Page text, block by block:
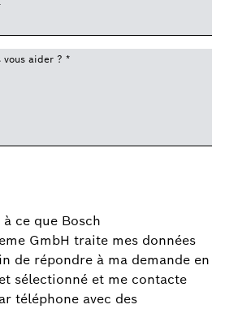
vous aider ? *
ce que Bosch
GmbH traite mes données
de répondre à ma demande en
sélectionné et me contacte
téléphone avec des